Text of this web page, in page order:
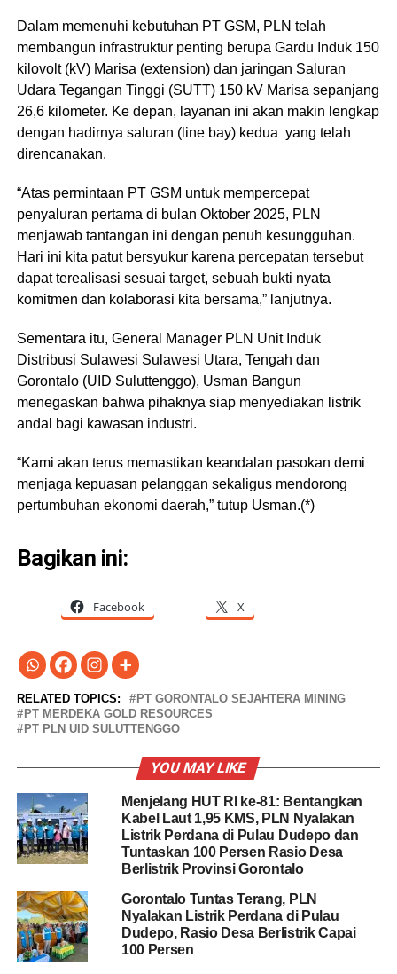
Dalam memenuhi kebutuhan PT GSM, PLN telah
membangun infrastruktur penting berupa Gardu Induk 150
kilovolt (kV) Marisa (extension) dan jaringan Saluran
Udara Tegangan Tinggi (SUTT) 150 kV Marisa sepanjang
26,6 kilometer. Ke depan, layanan ini akan makin lengkap
dengan hadirnya saluran (line bay) kedua yang telah
direncanakan.
“Atas permintaan PT GSM untuk mempercepat
penyaluran pertama di bulan Oktober 2025, PLN
menjawab tantangan ini dengan penuh kesungguhan.
Hari ini kita patut bersyukur karena percepatan tersebut
dapat terealisasi sesuai target, sebuah bukti nyata
komitmen dan kolaborasi kita bersama,” lanjutnya.
Sementara itu, General Manager PLN Unit Induk
Distribusi Sulawesi Sulawesi Utara, Tengah dan
Gorontalo (UID Suluttenggo), Usman Bangun
menegaskan bahwa pihaknya siap menyediakan listrik
andal bagi kawasan industri.
“Kami akan terus memastikan keandalan pasokan demi
menjaga kepuasan pelanggan sekaligus mendorong
pertumbuhan ekonomi daerah,” tutup Usman.(*)
Bagikan ini:
Facebook X
RELATED TOPICS:
PT GORONTALO SEJAHTERA MINING
PT MERDEKA GOLD RESOURCES
PT PLN UID SULUTTENGGO
YOU MAY LIKE
Menjelang HUT RI ke-81: Bentangkan
Kabel Laut 1,95 KMS, PLN Nyalakan
Listrik Perdana di Pulau Dudepo dan
Tuntaskan 100 Persen Rasio Desa
Berlistrik Provinsi Gorontalo
Gorontalo Tuntas Terang, PLN
Nyalakan Listrik Perdana di Pulau
Dudepo, Rasio Desa Berlistrik Capai
100 Persen